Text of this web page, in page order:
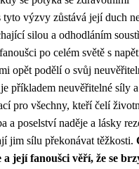
výzvy zůstává její duch
silou a odhodláním
po celém světě s
opět podělí o svůj
příkladem neuvěřitelné síly
pro všechny, kteří čelí
a poselství naděje a lásky
jim sílu překonávat těžkosti.
a její fanoušci věří, že se